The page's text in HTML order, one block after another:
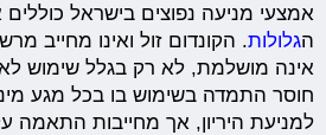
אמצעי מניעה נפוצים בישראל
הגלולות. הקונדום זול ואינו מחייב
אינה מושלמת, לא רק בגלל שימוש
חוסר התמדה בשימוש בו בכל מגע
למניעת היריון, אך מחייבות התאמה